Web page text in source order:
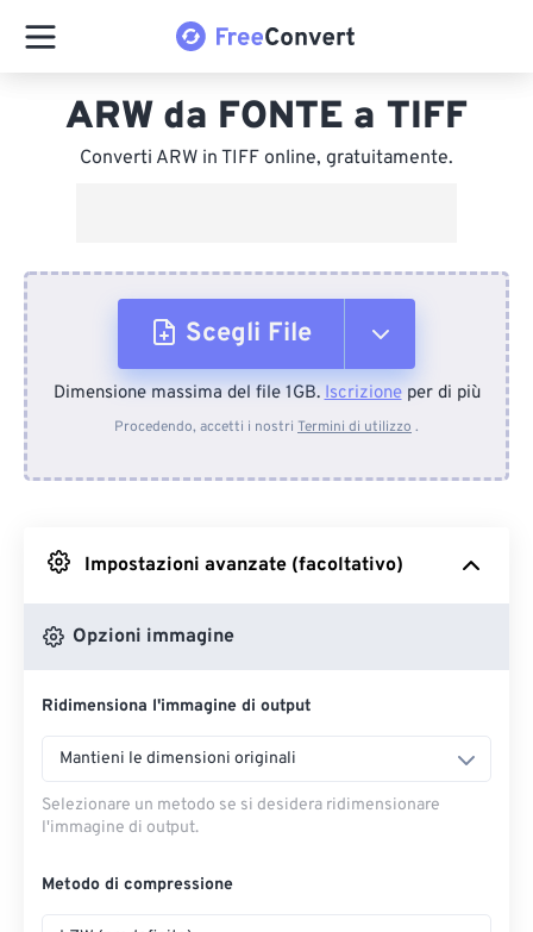
ARW da FONTE a TIFF
Converti ARW in TIFF online, gratuitamente.
Scegli File
Dal dispositivo
Da Google Drive
Dimensione massima del file 1GB.Iscrizioneper di più
Procedendo, accetti i nostri Termini di utilizzo .
Impostazioni avanzate (facoltativo)
Opzioni immagine
Ridimensiona l'immagine di output
Mantieni le dimensioni originali
Selezionare un metodo se si desidera ridimensionare
l'immagine di output.
Metodo di compressione